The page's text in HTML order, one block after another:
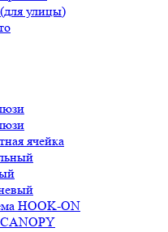
улицы)
ячейка
HOOK-ON